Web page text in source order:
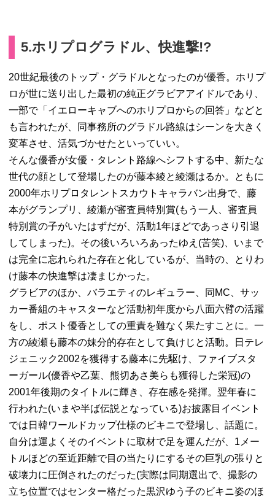
5.ホリプログラドル、快進撃!?
20世紀最後のトップ・グラドルとなったのが優香。ホリプ
ロが世に送り出した最初の純正グラビアアイドルであり、
一部で「イエローキャブへのホリプロからの回答」などと
も言われたが、同事務所のグラドル路線はシーンを大きく
変革させ、活気づかせたといっていい。
そんな優香が女優・タレント路線へシフトする中、新たな
世代の顔として登場したのが藤本綾と綾瀬はるか。ともに
2000年ホリプロタレントスカウトキャラバン出身で、藤
本がグランプリ、綾瀬が審査員特別賞(もう一人、審査員
特別賞の子がいたはずだが、活動1年ほどであっさり引退
してしまった)。その後いろいろあったゆえ(苦笑)、いまで
は完全に忘れられた存在と化しているが、当時の、とりわ
け藤本の快進撃は凄まじかった。
グラビアのほか、バラエティのレギュラー、同MC、サッ
カー番組のキャスターなど活動初年度から八面六臂の活躍
をし、ポスト優香としての重責を難なく果たすことに。一
方の綾瀬も藤本の妹分的存在として負けじと活動。日テレ
ジェニック2002を獲得する藤本に先駆け、ファイブスタ
ーガール(優香や乙葉、熊切あさ美らも獲得した栄冠)の
2001年後期のタイトルに輝き、存在感を発揮。翌年春に
行われた(いまや半ば伝説となっている)お披露目イベント
では日韓ワールドカップ仕様のビキニで登場し、話題に。
自分は運よくそのイベントに取材で足を運んだが、1メー
トルほどの至近距離で目の当たりにするその巨乳の張りと
破壊力に圧倒されたのだった(実際は同期選出で、撮影の
立ち位置ではセンター格だった黒沢ゆう子のビキニ姿のほ